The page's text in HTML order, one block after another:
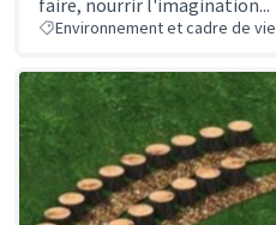
Environnement et cadre de vie